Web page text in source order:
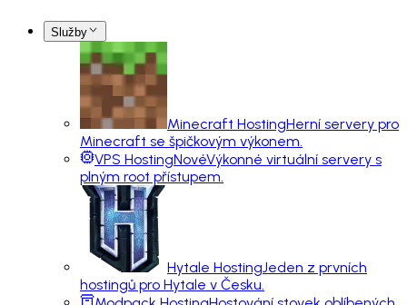
Služby
Minecraft HostingHerní servery pro
Minecraft se špičkovým výkonem.
VPS HostingNovéVýkonné virtuální servery s
plným root přístupem.
Hytale HostingJeden z prvních
hostingů pro Hytale v Česku.